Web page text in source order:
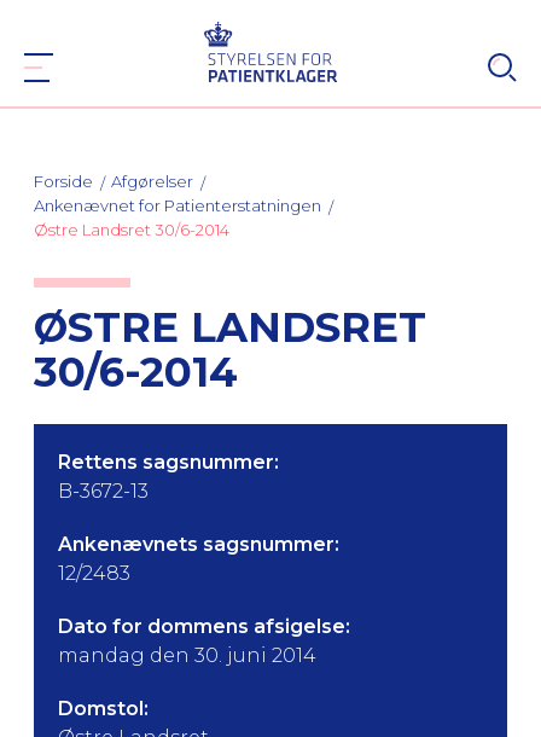
Forside
Afgørelser
Ankenævnet for Patienterstatningen
Østre Landsret 30/6-2014
ØSTRE LANDSRET
30/6-2014
Rettens sagsnummer:
B-3672-13
Ankenævnets sagsnummer:
12/2483
Dato for dommens afsigelse:
mandag den 30. juni 2014
Domstol: